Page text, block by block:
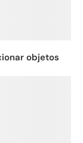
objetos